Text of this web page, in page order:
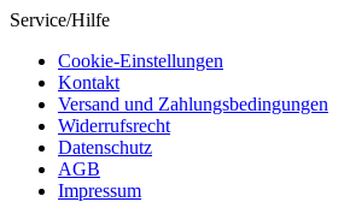
Service/Hilfe
Cookie-Einstellungen
Kontakt
Versand und Zahlungsbedingungen
Widerrufsrecht
Datenschutz
AGB
Impressum